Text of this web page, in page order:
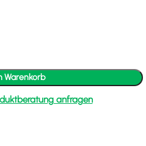
Warenkorb
anfragen